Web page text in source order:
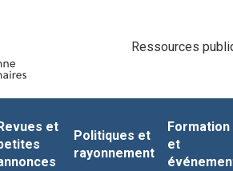
Ressources
et
Politiques et
rayonnement
Formation
et